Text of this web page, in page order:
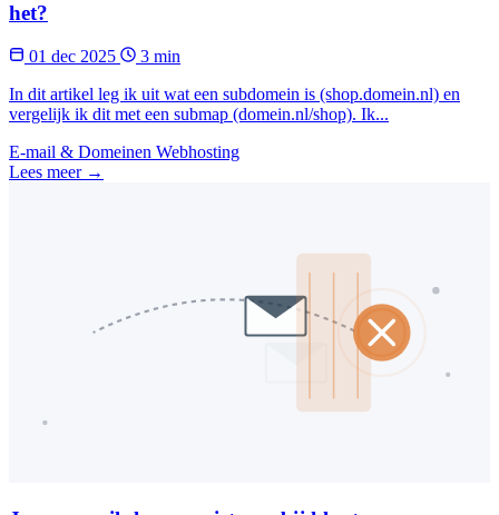
het?
01 dec 2025
3 min
In dit artikel leg ik uit wat een subdomein is (shop.domein.nl) en
vergelijk ik dit met een submap (domein.nl/shop). Ik...
E-mail & Domeinen Webhosting
Lees meer →